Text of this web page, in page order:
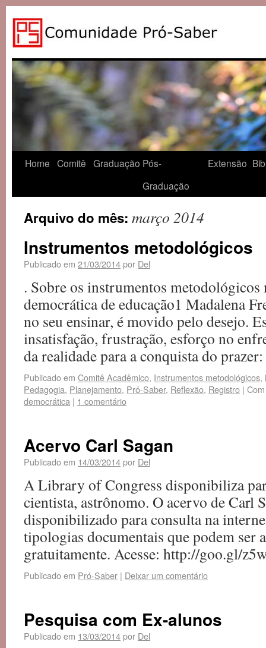
Home Comitê Graduação Pós-
Graduação
Extensão
Arquivo do mês: março 2014
Instrumentos metodológicos
Publicado em 21/03/2014por Del
. Sobre os instrumentos metodológicos
democrática de educação1 Madalena
no seu ensinar, é movido pelo desejo.
insatisfação, frustração, esforço no
da realidade para a conquista do
Publicado em Comitê Acadêmico, Instrumentos metodológicos,
Pedagogia, Planejamento, Pró-Saber, Reflexão, Registro |
democrática | 1 comentário
Acervo Carl Sagan
Publicado em 14/03/2014por Del
A Library of Congress disponibiliza
cientista, astrônomo. O acervo de Carl
disponibilizado para consulta na
tipologias documentais que podem ser
gratuitamente. Acesse: http://goo.gl/
Publicado em Pró-Saber | Deixar um comentário
Pesquisa com Ex-alunos
Publicado em 13/03/2014por Del